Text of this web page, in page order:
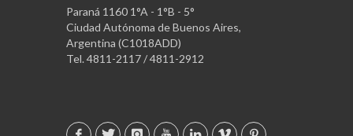
Paraná 1160 1°A - 1°B - 5°
Ciudad Autónoma de Buenos Aires,
Argentina (C1018ADD)
Tel. 4811-2117 / 4811-2912